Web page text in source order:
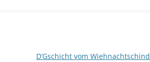
D’Gschicht vom Wiehnachtschind